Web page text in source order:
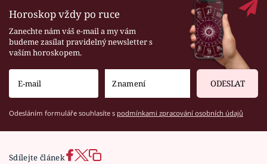
Horoskop vždy po ruce
Zanechte nám váš e-mail a my vám
budeme zasílat pravidelný newsletter s
vaším horoskopem.
ODESLAT
Odesláním formuláře souhlasíte s podmínkami zpracování osobních údajů
Sdílejte článek